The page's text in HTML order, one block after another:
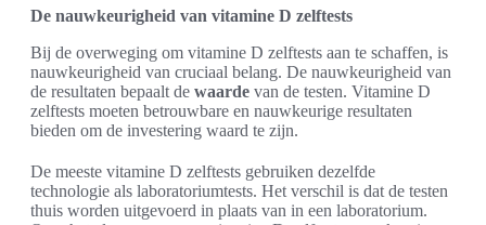
De nauwkeurigheid van vitamine D zelftests
Bij de overweging om vitamine D zelftests aan te schaffen, is
nauwkeurigheid van cruciaal belang. De nauwkeurigheid van
de resultaten bepaalt de waarde van de testen. Vitamine D
zelftests moeten betrouwbare en nauwkeurige resultaten
bieden om de investering waard te zijn.
De meeste vitamine D zelftests gebruiken dezelfde
technologie als laboratoriumtests. Het verschil is dat de testen
thuis worden uitgevoerd in plaats van in een laboratorium.